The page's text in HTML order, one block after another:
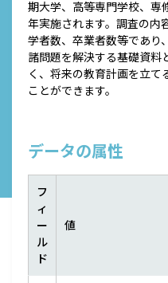
期大学、高等専門学校、専
年実施されます。調査の内
学者数、卒業者数等であり
諸問題を解決する基礎資料
く、将来の教育計画を立て
ことができます。
データの属性
フ
ィ
ー
ル
ド
値